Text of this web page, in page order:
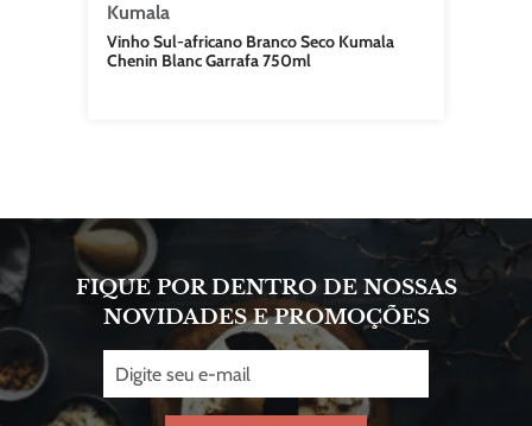
Kumala
Vinho Sul-africano Branco Seco Kumala
Chenin Blanc Garrafa 750ml
FIQUE POR DENTRO DE NOSSAS
NOVIDADES E PROMOÇÕES